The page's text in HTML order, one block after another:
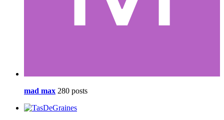
mad max 280 posts